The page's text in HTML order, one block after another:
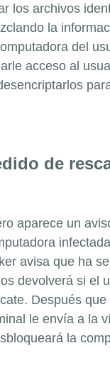
los archivos
la
del
acceso al
de
aparece un
avisa que ha
devolverá si el
Después que
le envía a la
la